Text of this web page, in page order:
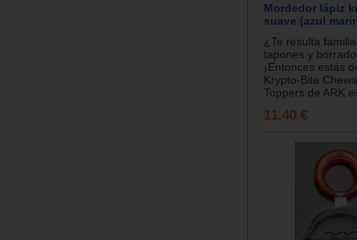
Mordedor lápiz
suave (azul
¿Te resulta
tapones y
¡Entonces estás
Krypto-Bite
Toppers de ARK
11.40 €